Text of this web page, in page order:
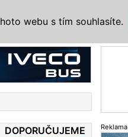
DOPORUČUJEME Reklama
webu s tím souhlasíte.